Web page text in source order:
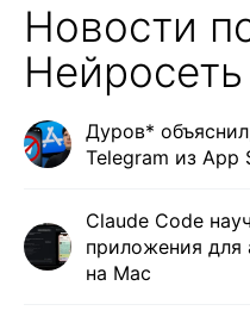
Новости
Дуров*
Telegram из App
Claude Code
приложения для
на Mac